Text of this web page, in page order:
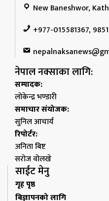
New Baneshwor,
+977-015581367,
नेपाल नक्साका लागि:
सम्पादक:
लोकेन्द्र भण्डारी
समाचार संयोजक:
सुनिल आचार्य
रिपोर्टर:
अनिता बिष्ट
सरोज वोलखे
साईट मेनु
गृह पृष्ठ
बिज्ञापनको लागि